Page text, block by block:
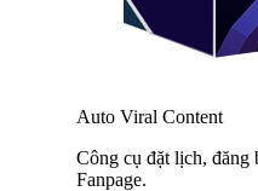
Auto Viral Content
Công cụ đặt lịch, đăng
Fanpage.